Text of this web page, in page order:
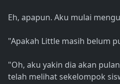
Eh, apapun. Aku mulai
"Apakah Little masih belum
"Oh, aku yakin dia akan
telah melihat sekelompok